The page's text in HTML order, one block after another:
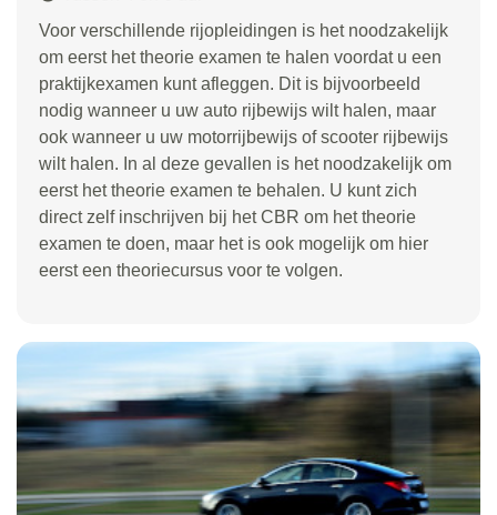
Voor verschillende rijopleidingen is het noodzakelijk
om eerst het theorie examen te halen voordat u een
praktijkexamen kunt afleggen. Dit is bijvoorbeeld
nodig wanneer u uw auto rijbewijs wilt halen, maar
ook wanneer u uw motorrijbewijs of scooter rijbewijs
wilt halen. In al deze gevallen is het noodzakelijk om
eerst het theorie examen te behalen. U kunt zich
direct zelf inschrijven bij het CBR om het theorie
examen te doen, maar het is ook mogelijk om hier
eerst een theoriecursus voor te volgen.